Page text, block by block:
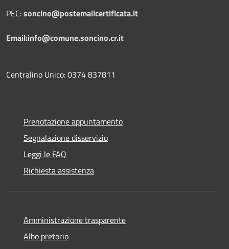
PEC:soncino@postemailcertificata.it
Email:info@comune.soncino.cr.it
Centralino Unico: 0374 837811
Prenotazione appuntamento
Segnalazione disservizio
Leggi le FAQ
Richiesta assistenza
Amministrazione trasparente
Albo pretorio